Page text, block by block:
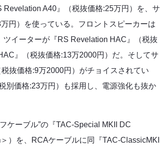
A40』（税抜価格:25万円）を、サ
円）を使っている。フロントスピーカーは
ツイーターが『RS Revelation HAC』（税抜
』（税抜価格:13万2000円）だ。そしてサ
抜価格:9万2000円）がチョイスされてい
別価格:23万円）も採用し、電源強化も抜か
ケーブル”の『TAC-Special MKII DC
）を、RCAケーブルに同『TAC-ClassicMKII